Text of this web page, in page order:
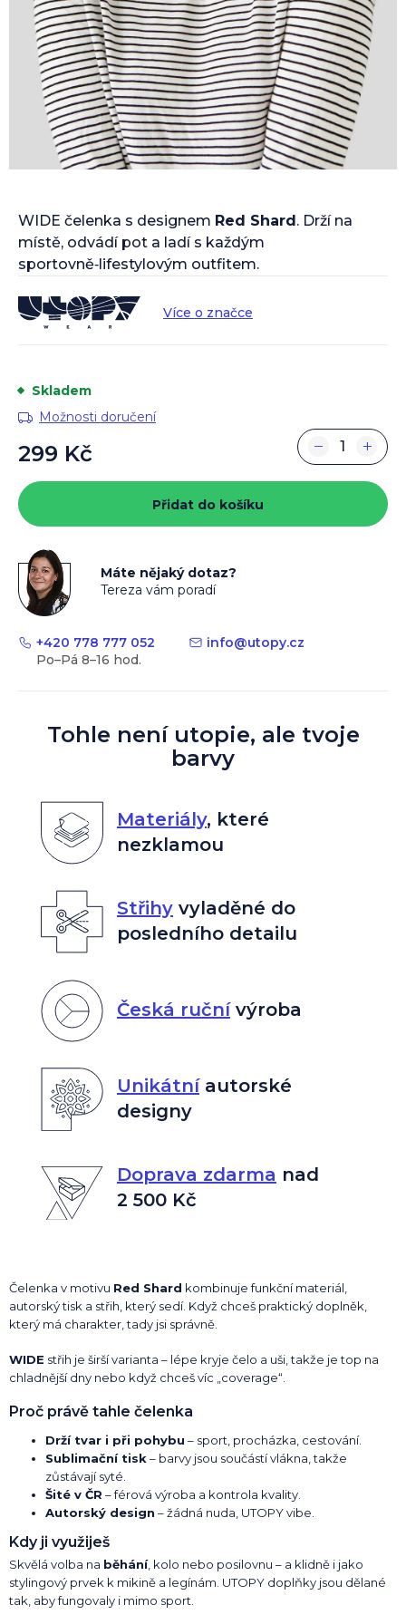
WIDE čelenka s designem Red Shard . Drží na
místě, odvádí pot a ladí s každým
sportovně‑lifestylovým outfitem.
Více o značce
Skladem
Možnosti doručení
299 Kč
cena:
+
−
Přidat do košíku
Máte nějaký dotaz?
Tereza vám poradí
+420 778 777 052 info@utopy.cz
Tohle není utopie, ale tvoje
barvy
Materiály, které
nezklamou
Střihyvyladěné do
posledního detailu
Česká ručnívýroba
Unikátníautorské
designy
Doprava zdarma nad
2 500 Kč
Čelenka v motivu Red Shard kombinuje funkční materiál,
autorský tisk a střih, který sedí. Když chceš praktický doplněk,
který má charakter, tady jsi správně.
WIDE střih je širší varianta – lépe kryje čelo a uši, takže je top na
chladnější dny nebo když chceš víc „coverage“.
Proč právě tahle čelenka
Drží tvar i při pohybu – sport, procházka, cestování.
Sublimační tisk – barvy jsou součástí vlákna, takže
zůstávají syté.
Šité v ČR – férová výroba a kontrola kvality.
Autorský design – žádná nuda, UTOPY vibe.
Kdy ji využiješ
Skvělá volba na běhání, kolo nebo posilovnu – a klidně i jako
stylingový prvek k mikině a legínám. UTOPY doplňky jsou dělané
tak, aby fungovaly i mimo sport.